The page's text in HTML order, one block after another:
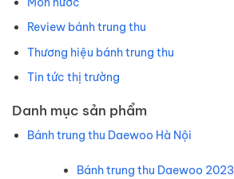
Review bánh trung thu
Thương hiệu bánh trung thu
Tin tức thị trường
Danh mục sản phẩm
Bánh trung thu Daewoo Hà Nội
Bánh trung thu Daewoo 2023